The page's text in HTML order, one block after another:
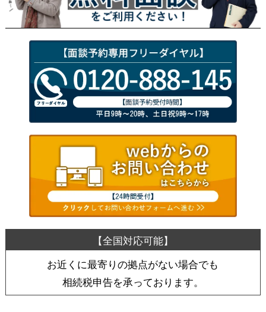
お近くに最寄りの拠点がない場合でも
相続税申告を承っております。